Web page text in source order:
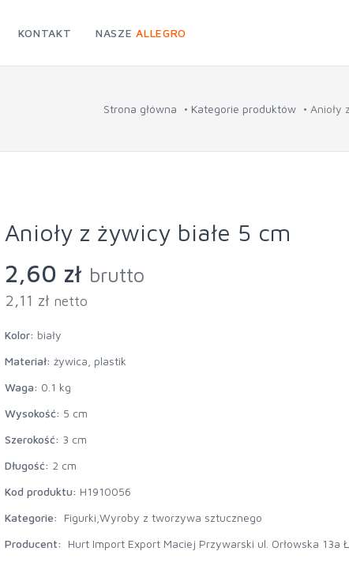
KONTAKT NASZEALLEGRO
Strona główna Kategorie produktów Anioły
Anioły z żywicy białe 5 cm
2,60 zł brutto
2,11 zł netto
Kolor: biały
Materiał: żywica, plastik
Waga: 0.1 kg
Wysokość: 5 cm
Szerokość: 3 cm
Długość: 2 cm
Kod produktu: H1910056
Kategorie:
Figurki, Wyroby z tworzywa sztucznego
Producent:
Hurt Import Export Maciej Przywarski ul. Orłowska 13a